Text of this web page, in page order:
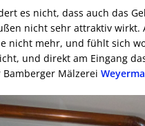
es nicht, dass auch das
nicht sehr attraktiv
nicht mehr, und fühlt sich
und direkt am Eingang
Bamberger Mälzerei